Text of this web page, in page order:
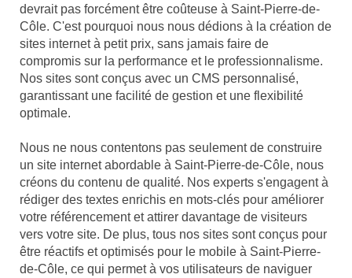
devrait pas forcément être coûteuse à Saint-Pierre-de-
Côle. C'est pourquoi nous nous dédions à la création de
sites internet à petit prix, sans jamais faire de
compromis sur la performance et le professionnalisme.
Nos sites sont conçus avec un CMS personnalisé,
garantissant une facilité de gestion et une flexibilité
optimale.
Nous ne nous contentons pas seulement de construire
un site internet abordable à Saint-Pierre-de-Côle, nous
créons du contenu de qualité. Nos experts s'engagent à
rédiger des textes enrichis en mots-clés pour améliorer
votre référencement et attirer davantage de visiteurs
vers votre site. De plus, tous nos sites sont conçus pour
être réactifs et optimisés pour le mobile à Saint-Pierre-
de-Côle, ce qui permet à vos utilisateurs de naviguer